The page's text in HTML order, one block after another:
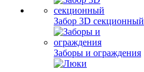
Забор 3D секционный
Заборы и ограждения